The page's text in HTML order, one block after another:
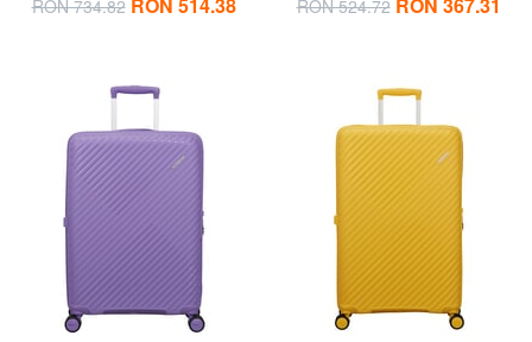
RON 734.82 RON 514.38 RON 524.72 RON 367.31